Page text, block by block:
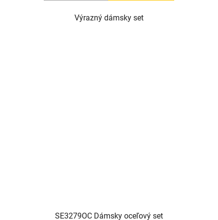
Výrazný dámsky set
SE3279OC Dámsky oceľový set